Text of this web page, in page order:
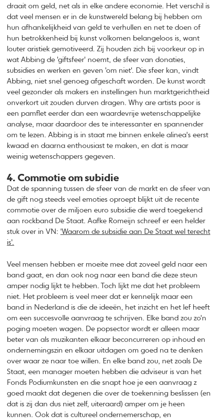
draait om geld, net als in elke andere economie. Het verschil is
dat veel mensen er in de kunstwereld belang bij hebben om
hun afhankelijkheid van geld te verhullen en net te doen of
hun betrokkenheid bij kunst volkomen belangeloos is, want
louter aristiek gemotiveerd. Zij houden zich bij voorkeur op in
wat Abbing de 'giftsfeer' noemt, de sfeer van donaties,
subsidies en werken en geven 'om niet'. Die sfeer kan, vindt
Abbing, niet snel genoeg afgeschaft worden. De kunst wordt
veel gezonder als makers en instellingen hun marktgerichtheid
onverkort uit zouden durven dragen. Why are artists poor is
een pamflet eerder dan een waardevrije wetenschappelijke
analyse, maar daardoor des te interessanter en spannender
om te lezen. Abbing is in staat me binnen enkele alinea's eerst
kwaad en daarna enthousiast te maken, en dat is maar
weinig wetenschappers gegeven.
4. Commotie om subidie
Dat de spanning tussen de sfeer van de markt en de sfeer van
de gift nog steeds veel emoties oproept blijkt uit de recente
commotie over de miljoen euro subsidie die werd toegekend
aan rockband De Staat. Aafke Romeijn schreef er een helder
stuk over in VN: 'Waarom de subsidie aan De Staat wel terecht
is'.
Veel mensen hebben er moeite mee dat zoveel geld naar een
band gaat, en dan ook nog naar een band die deze steun
amper nodig lijkt te hebben. Toch lijkt me dat het probleem
niet. Het probleem is veel meer dat er kennelijk maar een
band in Nederland is die de ideeën, het inzicht en het lef heeft
om een succesvolle aanvraag te schrijven. Elke band zou zo'n
poging moeten wagen. De popsector wordt er alleen maar
beter van als muzikanten elkaar beconcurreren op inhoud en
ondernemingszin en elkaar uitdagen om goed na te denken
over waar ze naar toe willen. En elke band zou, net zoals De
Staat, een manager moeten hebben die adviseur is van het
Fonds Podiumkunsten en die snapt hoe je een aanvraag z
goed maakt dat degenen die over de toekenning beslissen (en
dat is zij dan dus niet zelf, uiteraard) amper om je heen
kunnen. Ook dat is cultureel ondernemerschap, en